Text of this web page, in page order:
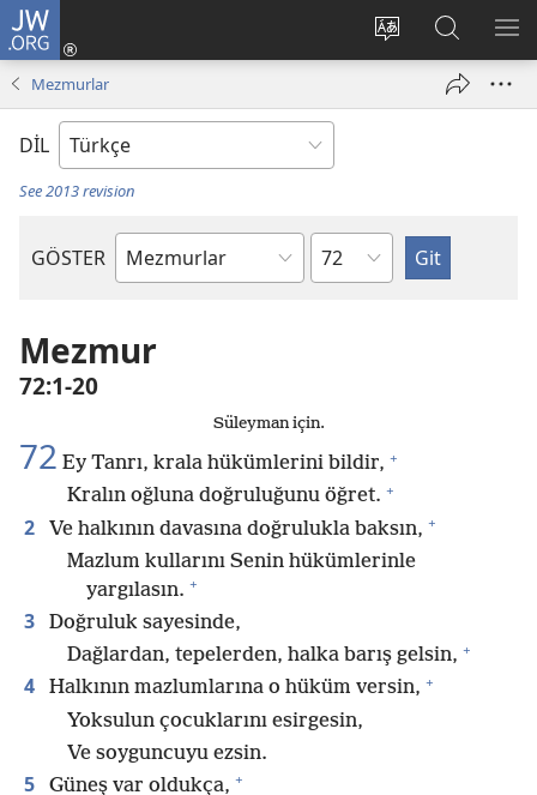
JW.ORG
Site
değiştir
Oturum
Aç
Sitede
Ara
Mezmurlar
DİL
See 2013 revision
GÖSTER
Kutsal
Bölüm
Mezmur
72:1-20
Süleyman için.
72 Ey Tanrı, krala hükümlerini bildir, +
Kralın oğluna doğruluğunu öğret. +
2 Ve halkının davasına doğrulukla baksın, +
Mazlum kullarını Senin hükümlerinle
yargılasın. +
3
Doğruluk sayesinde,
Dağlardan, tepelerden, halka barış gelsin, +
4 Halkının mazlumlarına o hüküm versin, +
Yoksulun çocuklarını esirgesin,
Ve soyguncuyu ezsin.
5 Güneş var oldukça, +